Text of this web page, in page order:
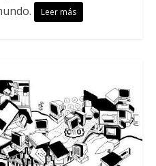
Leer más